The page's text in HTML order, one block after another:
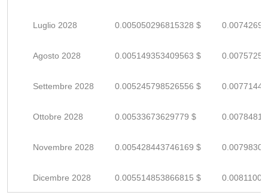
Luglio 2028 0.005050296815328 $
Agosto 2028 0.005149353409563 $
Settembre 2028 0.005245798526556 $
Ottobre 2028 0.00533673629779 $
Novembre 2028 0.005428443746169 $
Dicembre 2028 0.005514853866815 $